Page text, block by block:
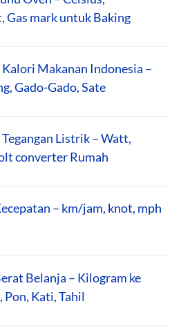
Gas mark untuk Baking
Makanan Indonesia –
Gado-Gado, Sate
Listrik – Watt,
converter Rumah
– km/jam, knot, mph
Belanja – Kilogram ke
Pon, Kati, Tahil